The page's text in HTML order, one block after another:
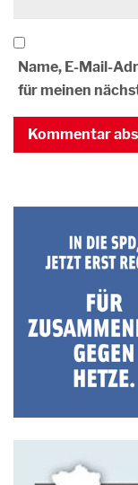
Name, E-Mail-
für meinen